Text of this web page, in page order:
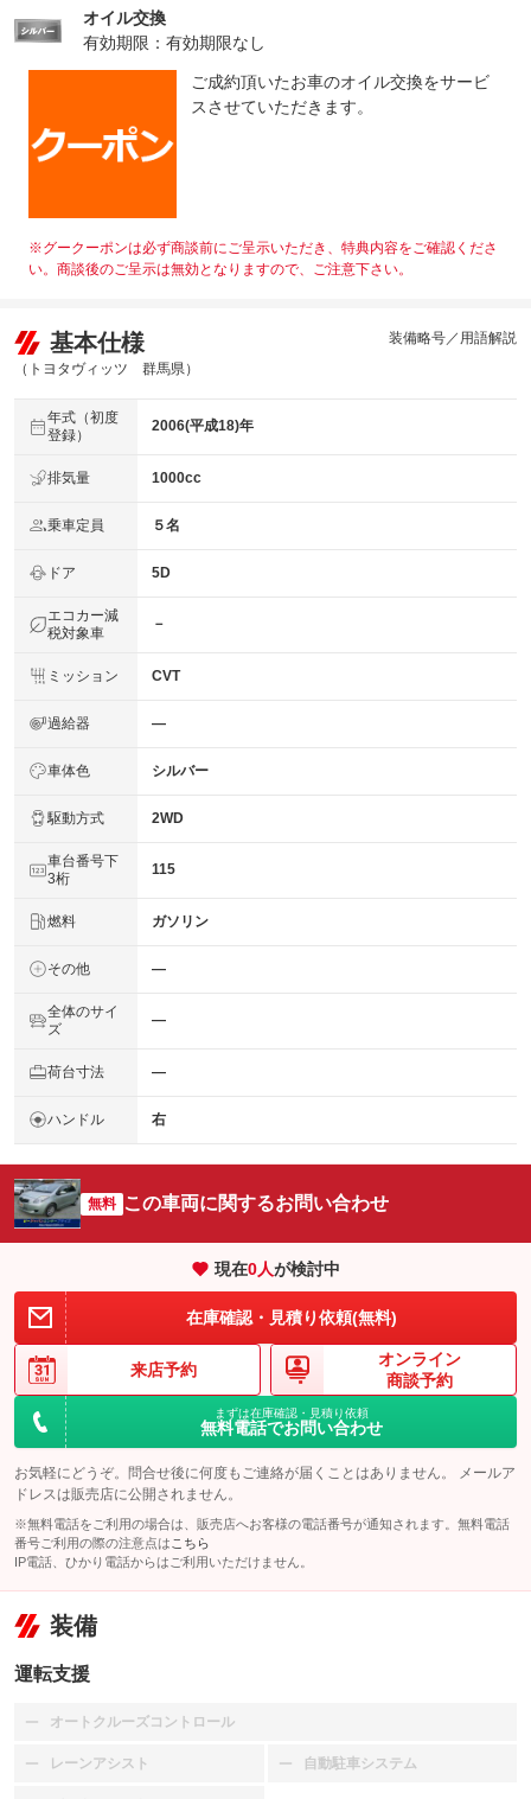
オイル交換
有効期限：有効期限なし
ご成約頂いたお車のオイル交換をサービ
スさせていただきます。
※グークーポンは必ず商談前にご呈示いただき、特典内容をご確認くださ
い。商談後のご呈示は無効となりますので、ご注意下さい。
基本仕様
（トヨタヴィッツ 群馬県）
装備略号／用語解説
年式（初度
登録）
2006(平成18)年
排気量 1000cc
乗車定員 ５名
ドア 5D
エコカー減
税対象車
－
ミッション CVT
過給器 ―
車体色 シルバー
駆動方式 2WD
車台番号下
3桁
115
燃料 ガソリン
その他 ―
全体のサイ
ズ
―
荷台寸法 ―
ハンドル 右
無料 この車両に関するお問い合わせ
現在0人が検討中
在庫確認・見積り依頼(無料)
来店予約
オンライン
商談予約
まずは在庫確認・見積り依頼
無料電話でお問い合わせ
お気軽にどうぞ。問合せ後に何度もご連絡が届くことはありません。 メールア
ドレスは販売店に公開されません。
※無料電話をご利用の場合は、販売店へお客様の電話番号が通知されます。無料電話
番号ご利用の際の注意点は こちら
IP電話、ひかり電話からはご利用いただけません。
装備
運転支援
オートクルーズコントロール
：装備なし
レーンアシスト
：装備なし 自動駐車システム
：装備なし